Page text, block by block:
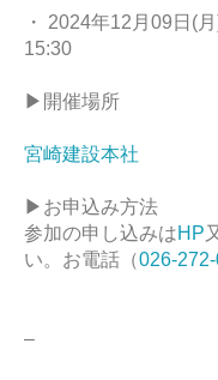
・ 2024年12月09日(
15:30
▶開催場所
宮崎建設本社
▶お申込み方法
参加の申し込みはHP
い。お電話（026-
–